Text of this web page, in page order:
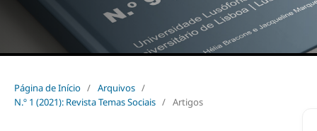
Página de Início / Arquivos /
N.º 1 (2021): Revista Temas Sociais / Artigos